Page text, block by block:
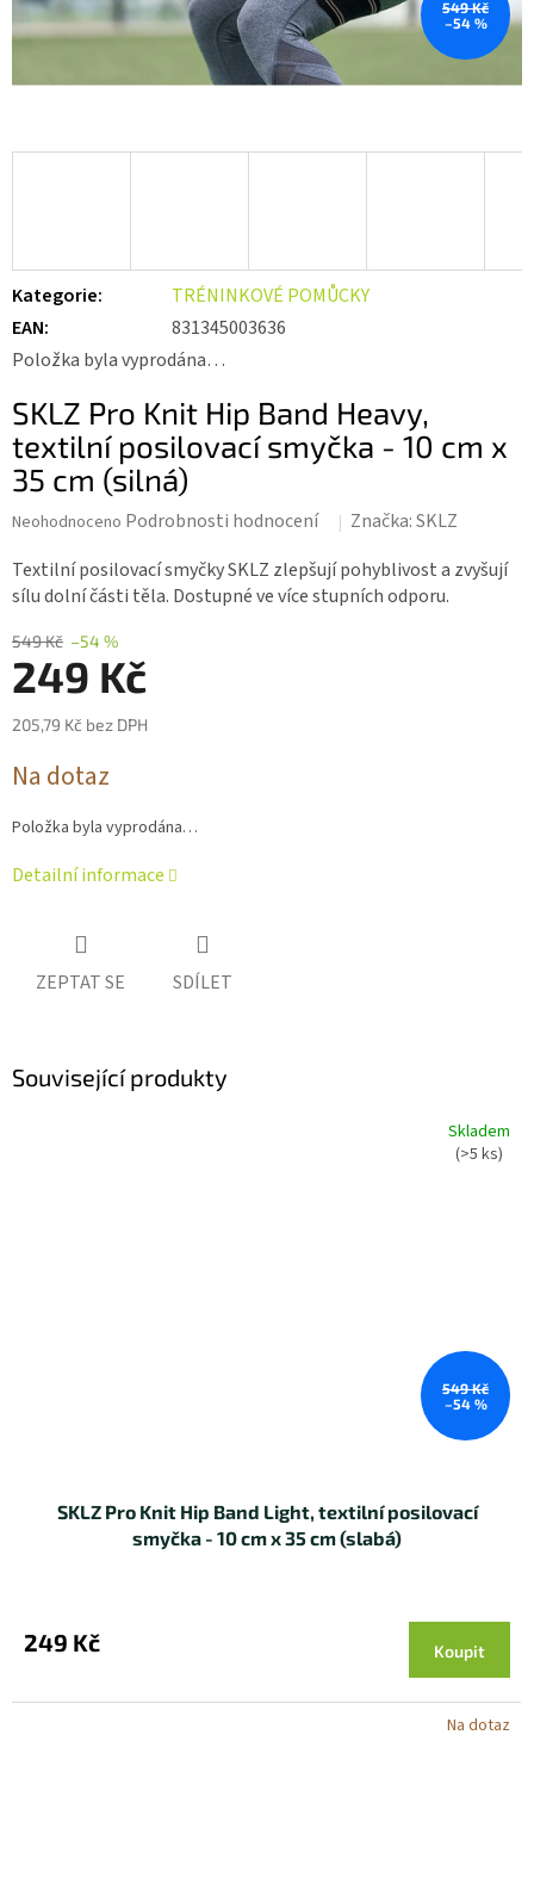
549 Kč
–54 %
Kategorie:
TRÉNINKOVÉ POMŮCKY
EAN:
831345003636
Položka byla vyprodána…
SKLZ Pro Knit Hip Band Heavy,
textilní posilovací smyčka - 10 cm x
35 cm (silná)
Průměrné
produktu
je
0,0
z 5
hvězdiček.
Neohodnoceno Podrobnosti hodnocení Značka:SKLZ
Textilní posilovací smyčky SKLZ zlepšují pohyblivost a zvyšují
sílu dolní části těla. Dostupné ve více stupních odporu.
549 Kč –54 %
249 Kč
205,79 Kč bez DPH
cena:
Na dotaz
Položka byla vyprodána…
Detailní informace
ZEPTAT SE SDÍLET
Související produkty
549 Kč
–54 %
Skladem
(>5 ks)
SKLZ Pro Knit Hip Band Light, textilní posilovací
smyčka - 10 cm x 35 cm (slabá)
249 Kč Koupit
Na dotaz